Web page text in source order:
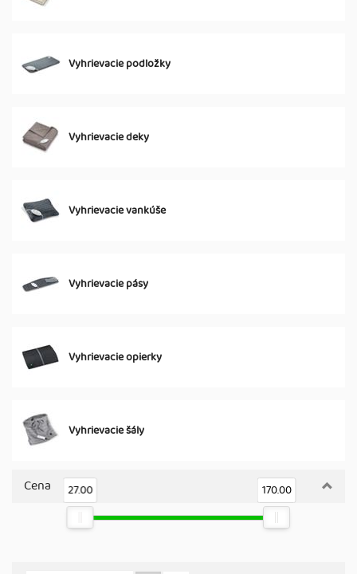
Vyhrievacie podložky
Vyhrievacie deky
Vyhrievacie vankúše
Vyhrievacie pásy
Vyhrievacie opierky
Vyhrievacie šály
Cena 27.00 170.00